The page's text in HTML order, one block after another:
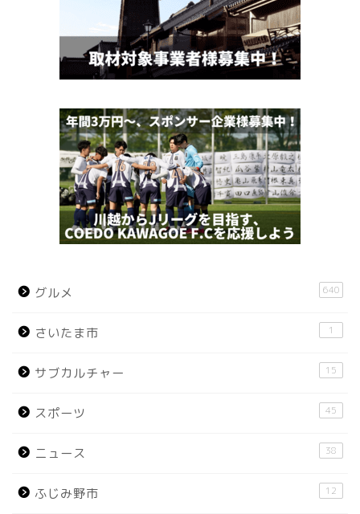
グルメ 640
さいたま市 1
サブカルチャー 15
スポーツ 45
ニュース 38
ふじみ野市 12